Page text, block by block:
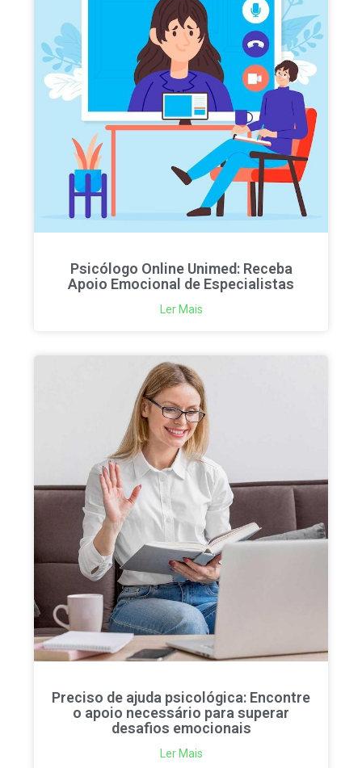
Psicólogo Online Unimed: Receba
Apoio Emocional de Especialistas
Ler Mais
Preciso de ajuda psicológica: Encontre
o apoio necessário para superar
desafios emocionais
Ler Mais